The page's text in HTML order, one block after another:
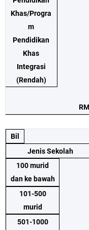
Khas/Progra
m
Pendidikan
Khas
Integrasi
(Rendah)
Bil
Jenis Sekolah
100 murid
dan ke bawah
101-500
murid
501-1000